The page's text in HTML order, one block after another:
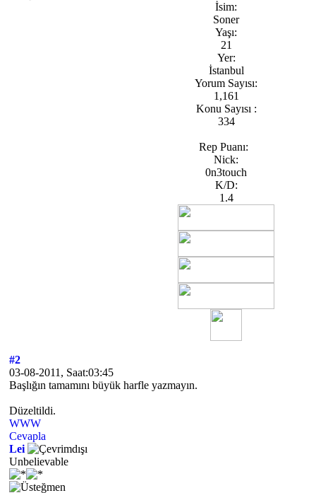
İsim:
Soner
Yaşı:
21
Yer:
İstanbul
Yorum Sayısı:
1,161
Konu Sayısı :
334
Rep Puanı:
Nick:
0n3touch
K/D:
1.4
#2
03-08-2011, Saat:03:45
Başlığın tamamını büyük harfle yazmayın.
Düzeltildi.
WWW
Cevapla
Lei
Unbelievable